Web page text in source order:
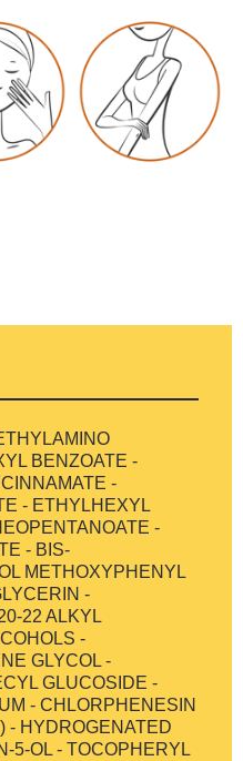
BENZOATE -
-
- ETHYLHEXYL
-
- BIS-
METHOXYPHENYL
-
22 ALKYL
-
GLYCOL -
GLUCOSIDE -
- CHLORPHENESIN
- HYDROGENATED
5-OL - TOCOPHERYL